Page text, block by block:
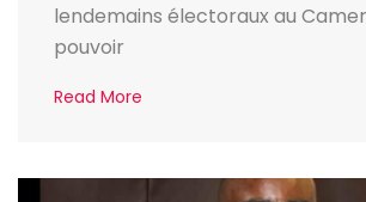
lendemains électoraux au
pouvoir
Read More